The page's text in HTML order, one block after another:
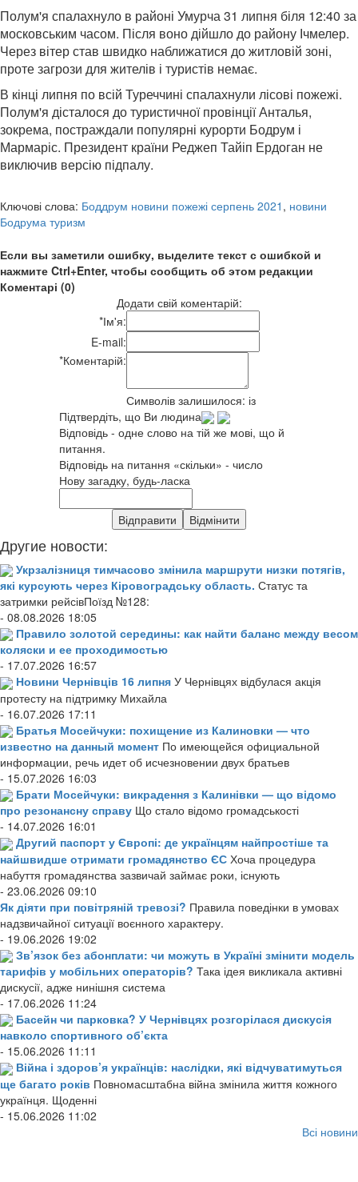
Полум'я спалахнуло в районі Умурча 31 липня біля 12:40 за
московським часом. Після воно дійшло до району Ічмелер.
Через вітер став швидко наближатися до житловій зоні,
проте загрози для жителів і туристів немає.
В кінці липня по всій Туреччині спалахнули лісові пожежі.
Полум'я дісталося до туристичної провінції Анталья,
зокрема, постраждали популярні курорти Бодрум і
Мармаріс. Президент країни Реджеп Тайіп Ердоган не
виключив версію підпалу.
Ключові слова: Боддрум новини пожежі серпень 2021 , новини
Бодрума туризм
Если вы заметили ошибку, выделите текст с ошибкой и
нажмите Ctrl+Enter, чтобы сообщить об этом редакции
Коментарі (0)
Додати свій коментарій:
*Ім'я:
E-mail:
*Коментарій:
Символів залишилося: із
Підтвердіть, що Ви людина
Відповідь - одне слово на тій же мові, що й
питання.
Відповідь на питання «скільки» - число
Нову загадку, будь-ласка
Другие новости:
Укрзалізниця тимчасово змінила маршрути низки потягів,
які курсують через Кіровоградську область. Статус та
затримки рейсівПоїзд №128:
- 08.08.2026 18:05
Правило золотой середины: как найти баланс между весом
коляски и ее проходимостью
- 17.07.2026 16:57
Новини Чернівців 16 липня У Чернівцях відбулася акція
протесту на підтримку Михайла
- 16.07.2026 17:11
Братья Мосейчуки: похищение из Калиновки — что
известно на данный момент По имеющейся официальной
информации, речь идет об исчезновении двух братьев
- 15.07.2026 16:03
Брати Мосейчуки: викрадення з Калинівки — що відомо
про резонансну справу Що стало відомо громадськості
- 14.07.2026 16:01
Другий паспорт у Європі: де українцям найпростіше та
найшвидше отримати громадянство ЄС Хоча процедура
набуття громадянства зазвичай займає роки, існують
- 23.06.2026 09:10
Як діяти при повітряній тревозі? Правила поведінки в умовах
надзвичайної ситуації воєнного характеру.
- 19.06.2026 19:02
Зв’язок без абонплати: чи можуть в Україні змінити модель
тарифів у мобільних операторів? Така ідея викликала активні
дискусії, адже нинішня система
- 17.06.2026 11:24
Басейн чи парковка? У Чернівцях розгорілася дискусія
навколо спортивного об’єкта
- 15.06.2026 11:11
Війна і здоров’я українців: наслідки, які відчуватимуться
ще багато років Повномасштабна війна змінила життя кожного
українця. Щоденні
- 15.06.2026 11:02
Всі новини